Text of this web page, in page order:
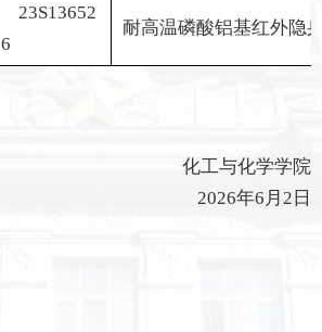
23S13652
6
耐高温磷酸铝基红外隐
化工与化学学院
2026年6 月 2 日